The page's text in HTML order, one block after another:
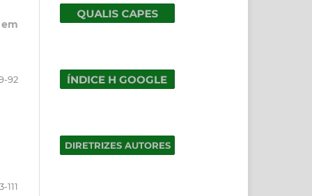
92
111